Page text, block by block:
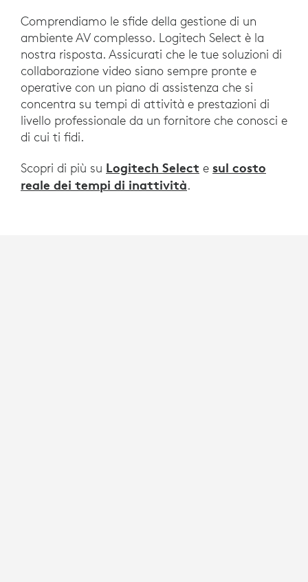
Comprendiamo le sfide della gestione di un
ambiente AV complesso. Logitech Select è la
nostra risposta. Assicurati che le tue soluzioni di
collaborazione video siano sempre pronte e
operative con un piano di assistenza che si
concentra su tempi di attività e prestazioni di
livello professionale da un fornitore che conosci e
di cui ti fidi.
Scopri di più su Logitech Select e sul costo
reale dei tempi di inattività.